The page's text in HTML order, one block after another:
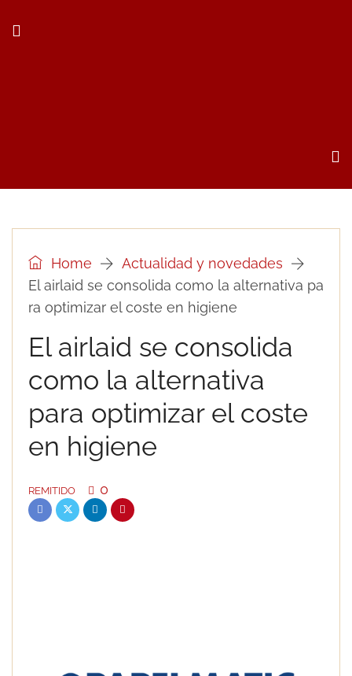
Home
Actualidad y novedades
El airlaid se consolida como la alternativa pa
ra optimizar el coste en higiene
El airlaid se consolida
como la alternativa
para optimizar el coste
en higiene
REMITIDO 0